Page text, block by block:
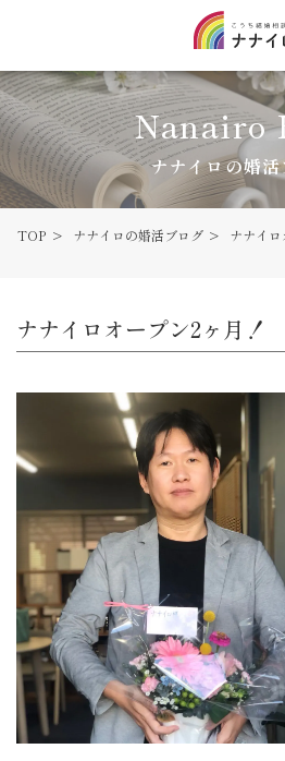
Nanairo
ナナイロの婚
TOP ナナイロの婚活ブログ ナナイ
ナナイロオープン2ヶ月！